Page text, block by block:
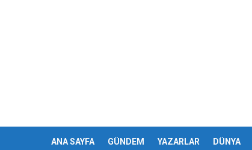
ANA SAYFA GÜNDEM YAZARLAR DÜNYA